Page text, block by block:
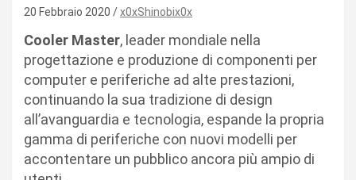
20 Febbraio 2020 x0xShinobix0x
Cooler Master, leader mondiale nella
progettazione e produzione di componenti per
computer e periferiche ad alte prestazioni,
continuando la sua tradizione di design
all’avanguardia e tecnologia, espande la propria
gamma di periferiche con nuovi modelli per
accontentare un pubblico ancora più ampio di